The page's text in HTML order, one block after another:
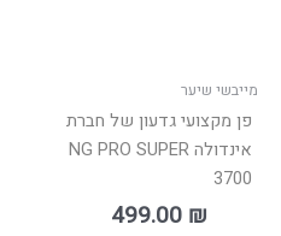
בעמוד
המוצר
מייבשי שיער
פן מקצועי גדעון של חברת
אינדולה NG PRO SUPER
3700
499.00 ₪